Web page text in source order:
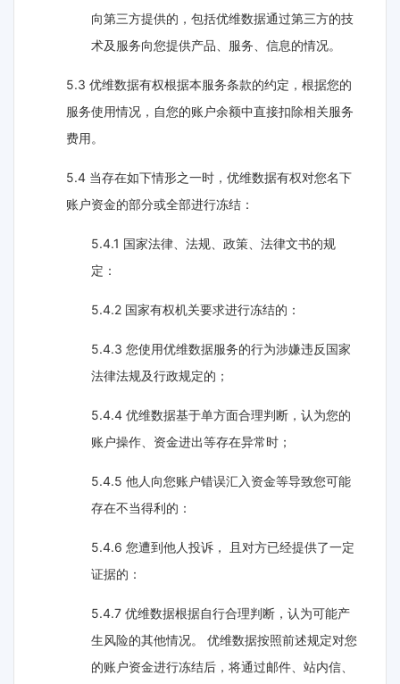
向第三方提供的，包括优维数据通过第三方的技
术及服务向您提供产品、服务、信息的情况。
5.3 优维数据有权根据本服务条款的约定，根据您的
服务使用情况，自您的账户余额中直接扣除相关服务
费用。
5.4 当存在如下情形之一时，优维数据有权对您名下
账户资金的部分或全部进行冻结：
5.4.1 国家法律、法规、政策、法律文书的规
定：
5.4.2 国家有权机关要求进行冻结的：
5.4.3 您使用优维数据服务的行为涉嫌违反国家
法律法规及行政规定的；
5.4.4 优维数据基于单方面合理判断，认为您的
账户操作、资金进出等存在异常时；
5.4.5 他人向您账户错误汇入资金等导致您可能
存在不当得利的：
5.4.6 您遭到他人投诉， 且对方已经提供了一定
证据的：
5.4.7 优维数据根据自行合理判断，认为可能产
生风险的其他情况。 优维数据按照前述规定对您
的账户资金进行冻结后，将通过邮件、站内信、